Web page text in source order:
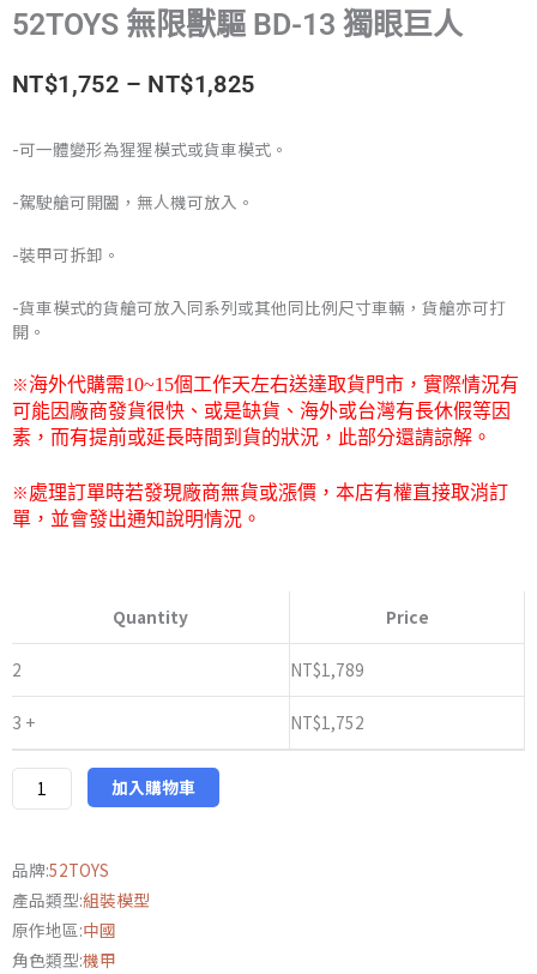
52TOYS 無限獸驅 BD-13 獨眼巨人
NT$1,752 – NT$1,825價
到
NT$1,825
-可一體變形為猩猩模式或貨車模式。
-駕駛艙可開闔，無人機可放入。
-裝甲可拆卸。
-貨車模式的貨艙可放入同系列或其他同比例尺寸車輛，貨艙亦可打
開。
※海外代購需10~15個工作天左右送達取貨門市， 實際情況有
可能因廠商發貨很快、或是缺貨、海外或台灣有長休假等因
素，而有提前或延長時間到貨的狀況，此部分還請諒解。
※處理訂單時若發現廠商無貨或漲價，本店有權直接取消訂
單，並會發出通知說明情況。
Quantity Price
2 NT$1,789
3 + NT$1,752
獸
驅
BD-
13
眼
人
數
量
加入購物車
品牌:52TOYS
產品類型:組裝模型
原作地區:中國
角色類型:機甲